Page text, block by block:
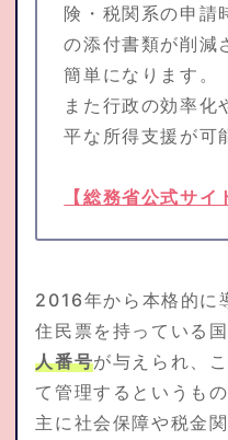
険・税関系の申請
の添付書類が削減
簡単になります。
また行政の効率化
平な所得支援が可
【総務省公式サイ
2016年から本格的に
住民票を持っている
人番号が与えられ、
て管理するというもの
主に社会保障や税金